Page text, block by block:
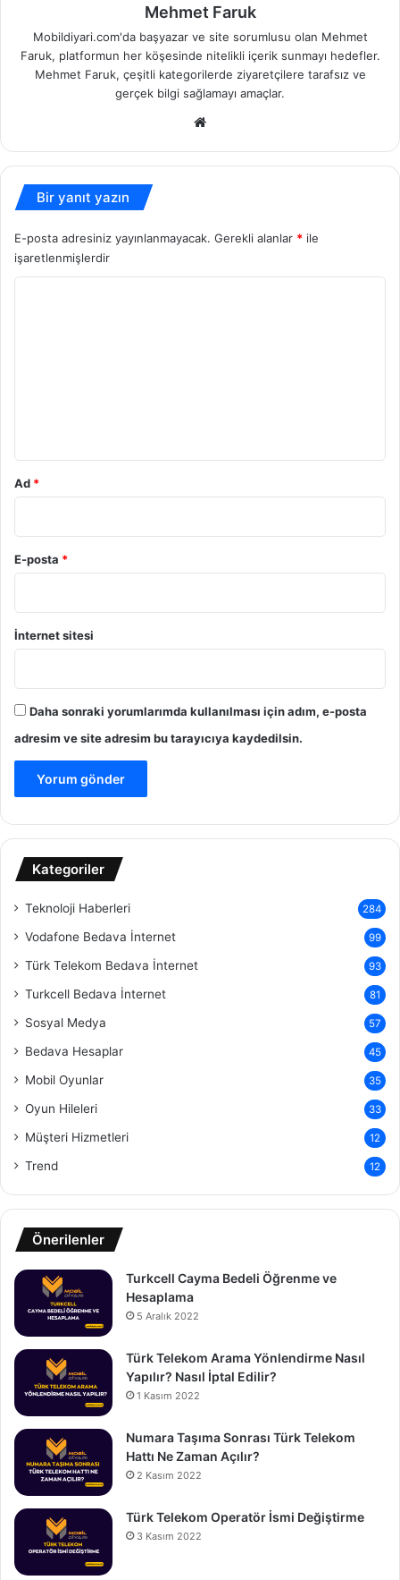
Mehmet Faruk
Mobildiyari.com'da başyazar ve site sorumlusu olan Mehmet
Faruk, platformun her köşesinde nitelikli içerik sunmayı hedefler.
Mehmet Faruk, çeşitli kategorilerde ziyaretçilere tarafsız ve
gerçek bilgi sağlamayı amaçlar.
Bir yanıt yazın
E-posta adresiniz yayınlanmayacak. Gerekli alanlar * ile
işaretlenmişlerdir
Ad *
E-posta *
İnternet sitesi
Daha sonraki yorumlarımda kullanılması için adım, e-posta
adresim ve site adresim bu tarayıcıya kaydedilsin.
Kategoriler
Teknoloji Haberleri 284
Vodafone Bedava İnternet 99
Türk Telekom Bedava İnternet 93
Turkcell Bedava İnternet 81
Sosyal Medya 57
Bedava Hesaplar 45
Mobil Oyunlar 35
Oyun Hileleri 33
Müşteri Hizmetleri 12
Trend 12
Önerilenler
Turkcell Cayma Bedeli Öğrenme ve
Hesaplama
5 Aralık 2022
Türk Telekom Arama Yönlendirme Nasıl
Yapılır? Nasıl İptal Edilir?
1 Kasım 2022
Numara Taşıma Sonrası Türk Telekom
Hattı Ne Zaman Açılır?
2 Kasım 2022
Türk Telekom Operatör İsmi Değiştirme
3 Kasım 2022